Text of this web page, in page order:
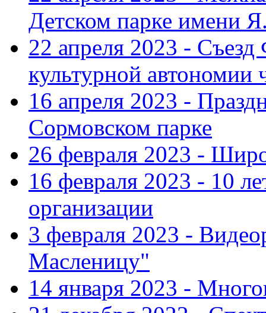
Детском парке имени
22 апреля 2023 -
культурной автономии
16 апреля 2023 -
Сормовском парке
26 февраля 2023 -
16 февраля 2023 - 10
организации
3 февраля 2023 -
Масленицу"
14 января 2023 -